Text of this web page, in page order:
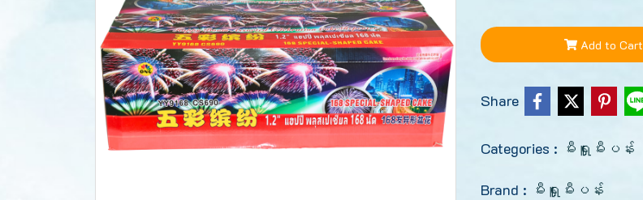
Add to Cart
Share
Categories : မီးရှူးမီးပန်း
Brand : မီးရှူးမီးပန်း